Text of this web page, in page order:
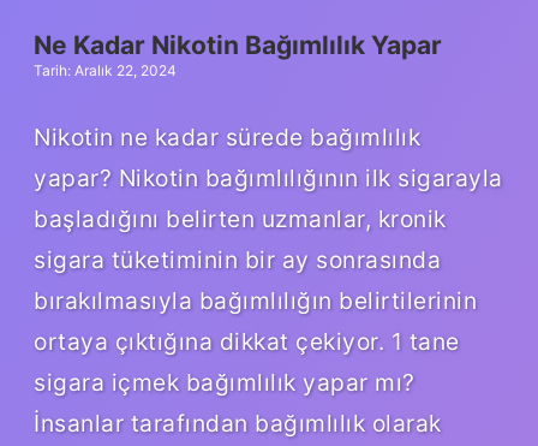
Ne Kadar Nikotin Bağımlılık Yapar
Tarih: Aralık 22, 2024
Nikotin ne kadar sürede bağımlılık
yapar? Nikotin bağımlılığının ilk sigarayla
başladığını belirten uzmanlar, kronik
sigara tüketiminin bir ay sonrasında
bırakılmasıyla bağımlılığın belirtilerinin
ortaya çıktığına dikkat çekiyor. 1 tane
sigara içmek bağımlılık yapar mı?
İnsanlar tarafından bağımlılık olarak